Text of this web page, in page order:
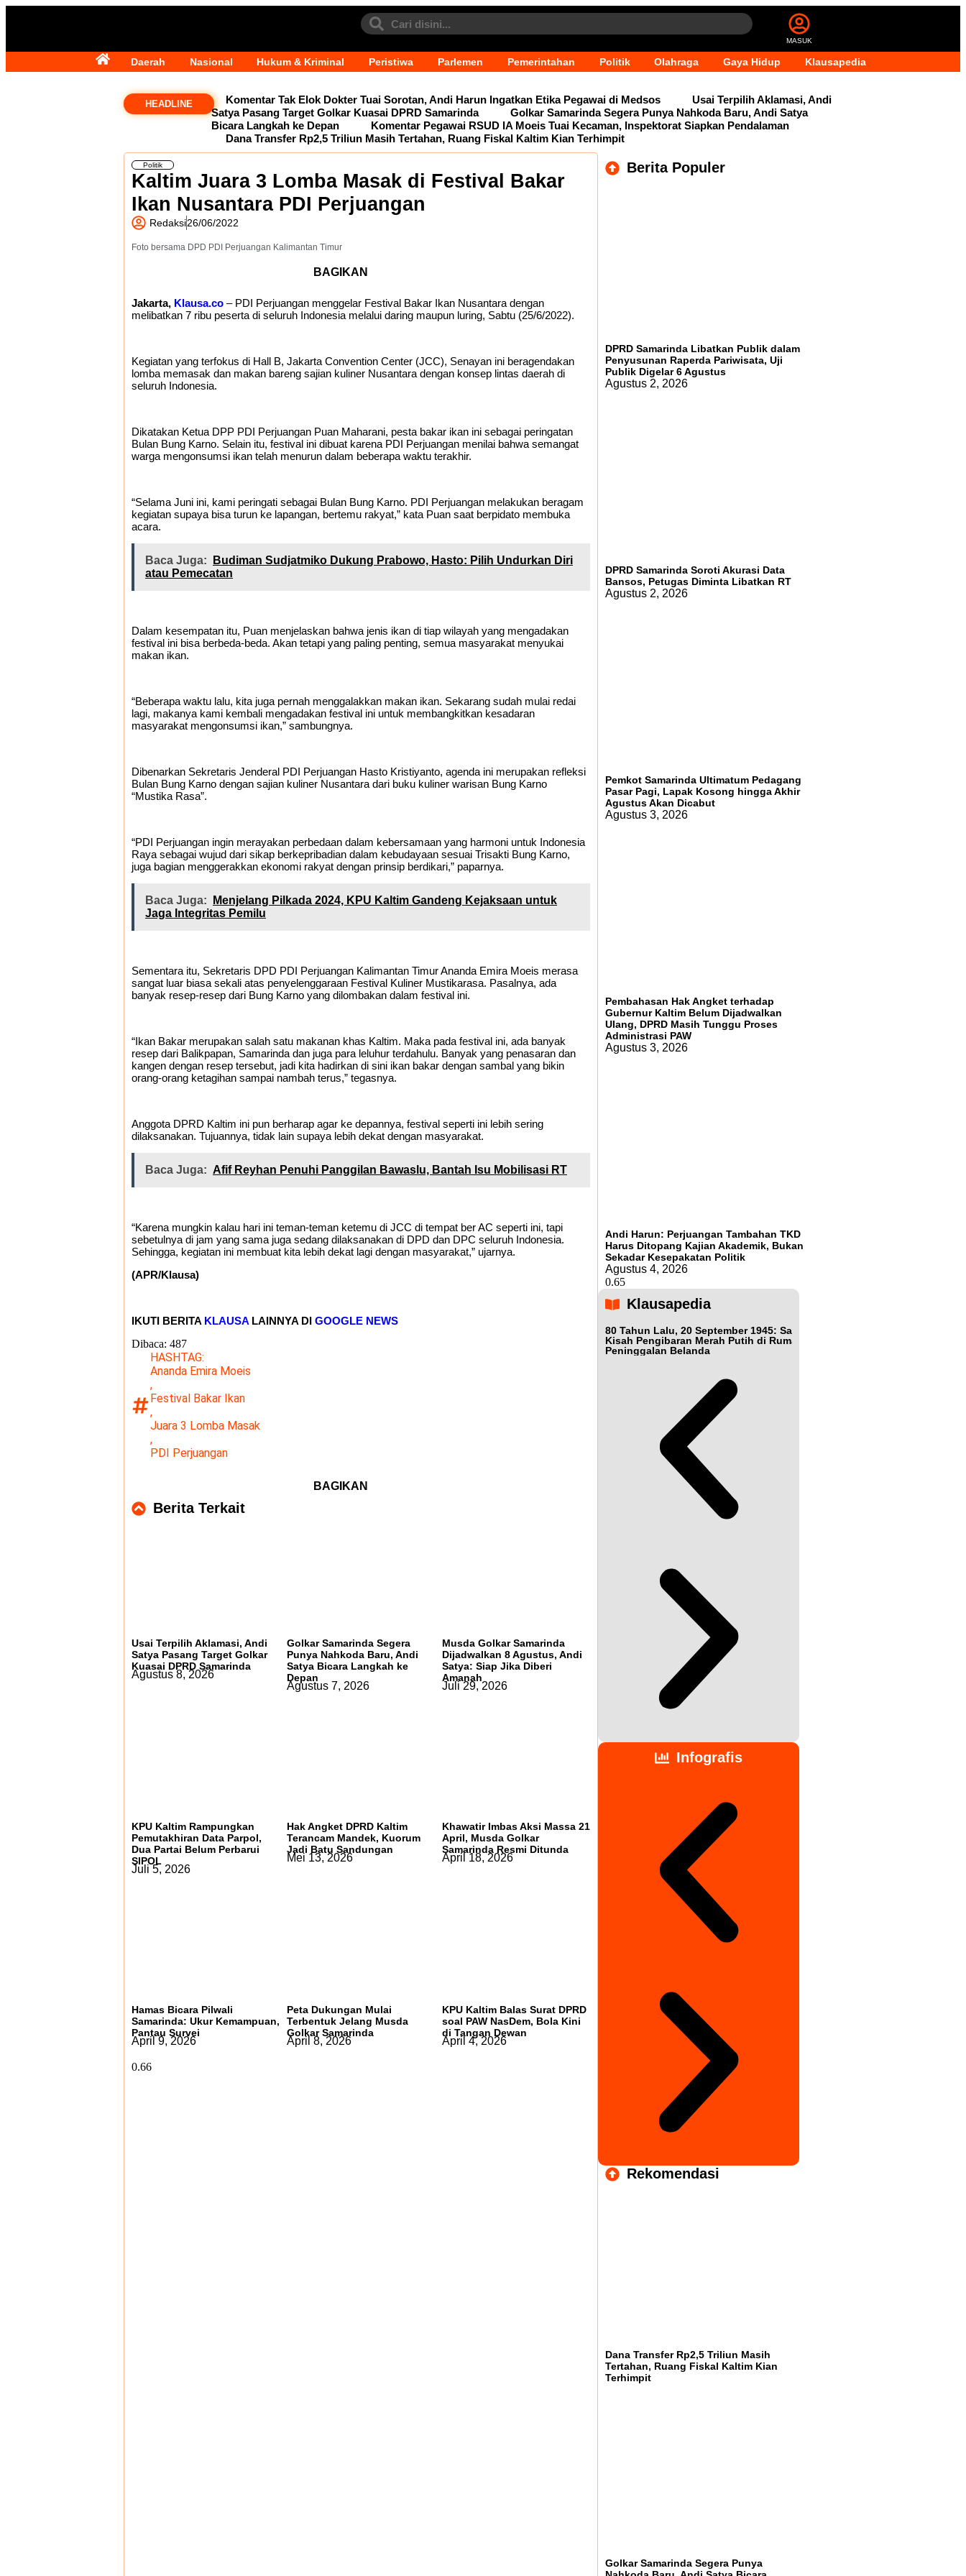
MASUK
Daerah Nasional Hukum & Kriminal Peristiwa Parlemen Pemerintahan Politik Olahraga Gaya Hidup Klausapedia
HEADLINE Komentar Tak Elok Dokter Tuai Sorotan, Andi Harun Ingatkan Etika Pegawai di Medsos
Usai Terpilih Aklamasi, Andi
Satya Pasang Target Golkar Kuasai DPRD Samarinda
Golkar Samarinda Segera Punya Nahkoda Baru, Andi Satya
Bicara Langkah ke Depan
Komentar Pegawai RSUD IA Moeis Tuai Kecaman, Inspektorat Siapkan Pendalaman
Dana Transfer Rp2,5 Triliun Masih Tertahan, Ruang Fiskal Kaltim Kian Terhimpit
Politik
Kaltim Juara 3 Lomba Masak di Festival Bakar
Ikan Nusantara PDI Perjuangan
Redaksi26/06/2022
Foto bersama DPD PDI Perjuangan Kalimantan Timur
BAGIKAN
Jakarta, Klausa.co – PDI Perjuangan menggelar Festival Bakar Ikan Nusantara dengan
melibatkan 7 ribu peserta di seluruh Indonesia melalui daring maupun luring, Sabtu (25/6/2022).
Kegiatan yang terfokus di Hall B, Jakarta Convention Center (JCC), Senayan ini beragendakan
lomba memasak dan makan bareng sajian kuliner Nusantara dengan konsep lintas daerah di
seluruh Indonesia.
Dikatakan Ketua DPP PDI Perjuangan Puan Maharani, pesta bakar ikan ini sebagai peringatan
Bulan Bung Karno. Selain itu, festival ini dibuat karena PDI Perjuangan menilai bahwa semangat
warga mengonsumsi ikan telah menurun dalam beberapa waktu terakhir.
“Selama Juni ini, kami peringati sebagai Bulan Bung Karno. PDI Perjuangan melakukan beragam
kegiatan supaya bisa turun ke lapangan, bertemu rakyat,” kata Puan saat berpidato membuka
acara.
Baca Juga:
Budiman Sudjatmiko Dukung Prabowo, Hasto: Pilih Undurkan Diri
atau Pemecatan
Dalam kesempatan itu, Puan menjelaskan bahwa jenis ikan di tiap wilayah yang mengadakan
festival ini bisa berbeda-beda. Akan tetapi yang paling penting, semua masyarakat menyukai
makan ikan.
“Beberapa waktu lalu, kita juga pernah menggalakkan makan ikan. Sekarang sudah mulai redai
lagi, makanya kami kembali mengadakan festival ini untuk membangkitkan kesadaran
masyarakat mengonsumsi ikan,” sambungnya.
Dibenarkan Sekretaris Jenderal PDI Perjuangan Hasto Kristiyanto, agenda ini merupakan refleksi
Bulan Bung Karno dengan sajian kuliner Nusantara dari buku kuliner warisan Bung Karno
“Mustika Rasa”.
“PDI Perjuangan ingin merayakan perbedaan dalam kebersamaan yang harmoni untuk Indonesia
Raya sebagai wujud dari sikap berkepribadian dalam kebudayaan sesuai Trisakti Bung Karno,
juga bagian menggerakkan ekonomi rakyat dengan prinsip berdikari,” paparnya.
Baca Juga:
Menjelang Pilkada 2024, KPU Kaltim Gandeng Kejaksaan untuk
Jaga Integritas Pemilu
Sementara itu, Sekretaris DPD PDI Perjuangan Kalimantan Timur Ananda Emira Moeis merasa
sangat luar biasa sekali atas penyelenggaraan Festival Kuliner Mustikarasa. Pasalnya, ada
banyak resep-resep dari Bung Karno yang dilombakan dalam festival ini.
“Ikan Bakar merupakan salah satu makanan khas Kaltim. Maka pada festival ini, ada banyak
resep dari Balikpapan, Samarinda dan juga para leluhur terdahulu. Banyak yang penasaran dan
kangen dengan resep tersebut, jadi kita hadirkan di sini ikan bakar dengan sambal yang bikin
orang-orang ketagihan sampai nambah terus,” tegasnya.
Anggota DPRD Kaltim ini pun berharap agar ke depannya, festival seperti ini lebih sering
dilaksanakan. Tujuannya, tidak lain supaya lebih dekat dengan masyarakat.
Baca Juga: Afif Reyhan Penuhi Panggilan Bawaslu, Bantah Isu Mobilisasi RT
“Karena mungkin kalau hari ini teman-teman ketemu di JCC di tempat ber AC seperti ini, tapi
sebetulnya di jam yang sama juga sedang dilaksanakan di DPD dan DPC seluruh Indonesia.
Sehingga, kegiatan ini membuat kita lebih dekat lagi dengan masyarakat,” ujarnya.
(APR/Klausa)
IKUTI BERITA KLAUSA LAINNYA DI GOOGLE NEWS
Dibaca: 487
HASHTAG:
Ananda Emira Moeis
,
Festival Bakar Ikan
,
Juara 3 Lomba Masak
,
PDI Perjuangan
BAGIKAN
Berita Terkait
Usai Terpilih Aklamasi, Andi
Satya Pasang Target Golkar
Kuasai DPRD Samarinda
Agustus 8, 2026
Golkar Samarinda Segera
Punya Nahkoda Baru, Andi
Satya Bicara Langkah ke
Depan
Agustus 7, 2026
Musda Golkar Samarinda
Dijadwalkan 8 Agustus, Andi
Satya: Siap Jika Diberi
Amanah
Juli 29, 2026
KPU Kaltim Rampungkan
Pemutakhiran Data Parpol,
Dua Partai Belum Perbarui
SIPOL
Juli 5, 2026
Hak Angket DPRD Kaltim
Terancam Mandek, Kuorum
Jadi Batu Sandungan
Mei 13, 2026
Khawatir Imbas Aksi Massa 21
April, Musda Golkar
Samarinda Resmi Ditunda
April 18, 2026
Hamas Bicara Pilwali
Samarinda: Ukur Kemampuan,
Pantau Survei
April 9, 2026
Peta Dukungan Mulai
Terbentuk Jelang Musda
Golkar Samarinda
April 8, 2026
KPU Kaltim Balas Surat DPRD
soal PAW NasDem, Bola Kini
di Tangan Dewan
April 4, 2026
Berita Populer
DPRD Samarinda Libatkan Publik dalam
Penyusunan Raperda Pariwisata, Uji
Publik Digelar 6 Agustus
Agustus 2, 2026
DPRD Samarinda Soroti Akurasi Data
Bansos, Petugas Diminta Libatkan RT
Agustus 2, 2026
Pemkot Samarinda Ultimatum Pedagang
Pasar Pagi, Lapak Kosong hingga Akhir
Agustus Akan Dicabut
Agustus 3, 2026
Pembahasan Hak Angket terhadap
Gubernur Kaltim Belum Dijadwalkan
Ulang, DPRD Masih Tunggu Proses
Administrasi PAW
Agustus 3, 2026
Andi Harun: Perjuangan Tambahan TKD
Harus Ditopang Kajian Akademik, Bukan
Sekadar Kesepakatan Politik
Agustus 4, 2026
Klausapedia
80 Tahun Lalu, 20 September 1945: Samarinda dan
Kisah Pengibaran Merah Putih di Rumah
Peninggalan Belanda
Infografis
Rekomendasi
Dana Transfer Rp2,5 Triliun Masih
Tertahan, Ruang Fiskal Kaltim Kian
Terhimpit
Golkar Samarinda Segera Punya